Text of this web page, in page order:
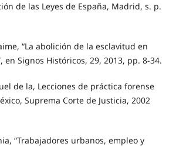
de las Leyes de España, Madrid, s. p.
“La abolición de la esclavitud en
en Signos Históricos, 29, 2013, pp. 8-34.
de la, Lecciones de práctica forense
Suprema Corte de Justicia, 2002
“Trabajadores urbanos, empleo y